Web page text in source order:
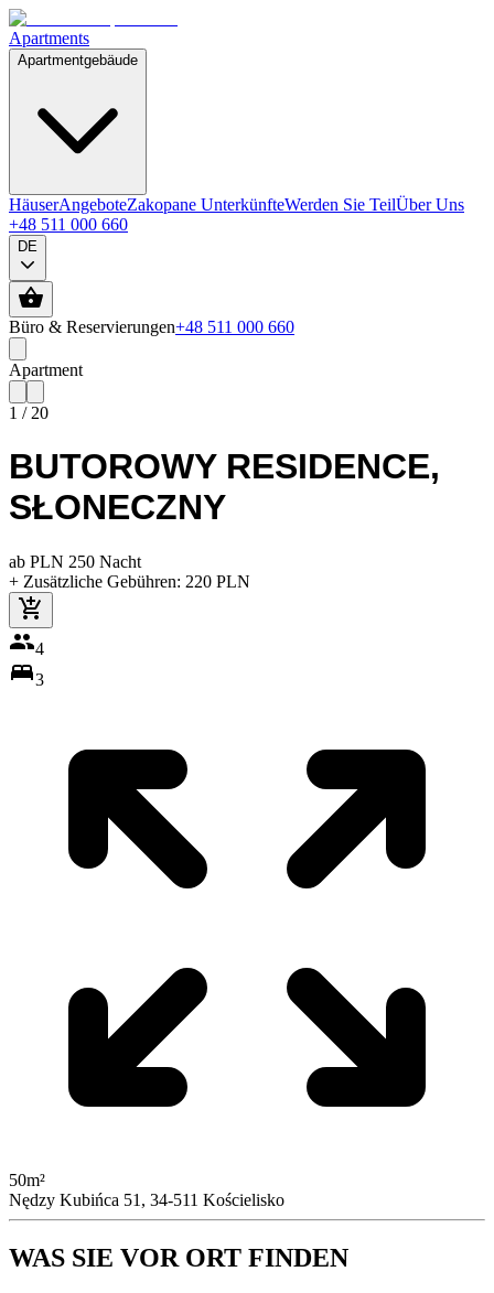
Apartments
Apartmentgebäude
HäuserAngeboteZakopane UnterkünfteWerden Sie TeilÜber Uns
+48 511 000 660
DE
Büro & Reservierungen+48 511 000 660
Apartment
1 / 20
BUTOROWY RESIDENCE,
SŁONECZNY
ab PLN 250 Nacht
+ Zusätzliche Gebühren: 220 PLN
4
3
50m²
Nędzy Kubińca 51, 34-511 Kościelisko
WAS SIE VOR ORT FINDEN